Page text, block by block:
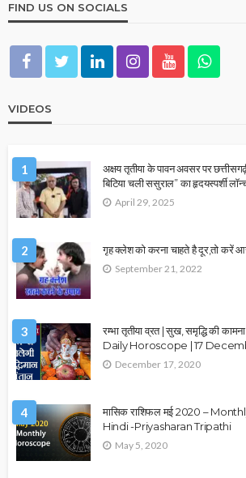
FIND US ON SOCIALS
VIDEOS
1
अक्षय तृतीया के पावन अवसर पर छत्तीसगढ़ी
बिटिया चली ससुराल” का हृदयस्पर्शी
April 29, 2025
2 गृह क्लेश को करना चाहते है दूर,तो करें
September 21, 2022
3
रम्भा तृतीया व्रत | सुख, समृद्धि की
Daily Horoscope | 17
December 17, 2020
4
मासिक राशिफल मई 2020 –
Hindi -Priyasharan Tripathi
May 5, 2020